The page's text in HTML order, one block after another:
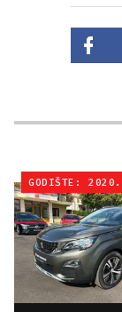
GODIŠTE: 2020.